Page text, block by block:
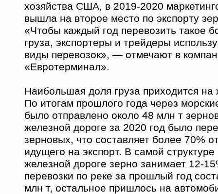
хозяйства США, в 2019-2020
вышла на второе место по экспорту
«Чтобы каждый год перевозить такое
груза, экспортеры и трейдеры
виды перевозок», — отмечают в
«Евротерминал».
Наибольшая доля груза приходится на
По итогам прошлого года через
было отправлено около 48 млн т
железной дороге за 2020 год было
зерновых, что составляет более 70%
идущего на экспорт. В самой структуре
железной дороге зерно занимает 12-
перевозки по реке за прошлый год
млн т, остальное пришлось на